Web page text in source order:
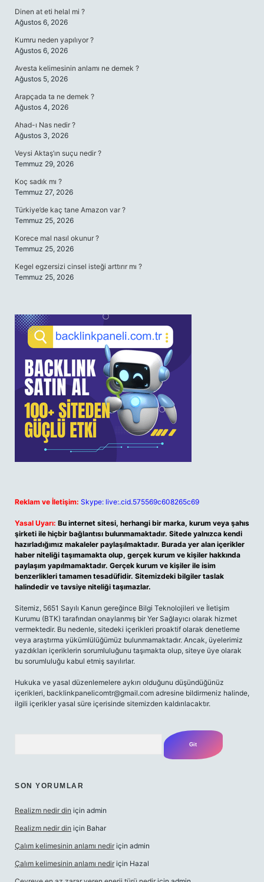
Dinen at eti helal mi ?
Ağustos 6, 2026
Kumru neden yapılıyor ?
Ağustos 6, 2026
Avesta kelimesinin anlamı ne demek ?
Ağustos 5, 2026
Arapçada ta ne demek ?
Ağustos 4, 2026
Ahad-ı Nas nedir ?
Ağustos 3, 2026
Veysi Aktaş’ın suçu nedir ?
Temmuz 29, 2026
Koç sadık mı ?
Temmuz 27, 2026
Türkiye’de kaç tane Amazon var ?
Temmuz 25, 2026
Korece mal nasıl okunur ?
Temmuz 25, 2026
Kegel egzersizi cinsel isteği arttırır mı ?
Temmuz 25, 2026
Reklam ve İletişim: Skype: live:.cid.575569c608265c69
Yasal Uyarı: Bu internet sitesi, herhangi bir marka, kurum veya şahıs
şirketi ile hiçbir bağlantısı bulunmamaktadır. Sitede yalnızca kendi
hazırladığımız makaleler paylaşılmaktadır. Burada yer alan içerikler
haber niteliği taşımamakta olup, gerçek kurum ve kişiler hakkında
paylaşım yapılmamaktadır. Gerçek kurum ve kişiler ile isim
benzerlikleri tamamen tesadüfidir. Sitemizdeki bilgiler taslak
halindedir ve tavsiye niteliği taşımazlar.
Sitemiz, 5651 Sayılı Kanun gereğince Bilgi Teknolojileri ve İletişim
Kurumu (BTK) tarafından onaylanmış bir Yer Sağlayıcı olarak hizmet
vermektedir. Bu nedenle, sitedeki içerikleri proaktif olarak denetleme
veya araştırma yükümlülüğümüz bulunmamaktadır. Ancak, üyelerimiz
yazdıkları içeriklerin sorumluluğunu taşımakta olup, siteye üye olarak
bu sorumluluğu kabul etmiş sayılırlar.
Hukuka ve yasal düzenlemelere aykırı olduğunu düşündüğünüz
içerikleri, backlinkpanelicomtr@gmail.com adresine bildirmeniz halinde,
ilgili içerikler yasal süre içerisinde sitemizden kaldırılacaktır.
SON YORUMLAR
Realizm nedir din için admin
Realizm nedir din için Bahar
Çalım kelimesinin anlamı nedir için admin
Çalım kelimesinin anlamı nedir için Hazal